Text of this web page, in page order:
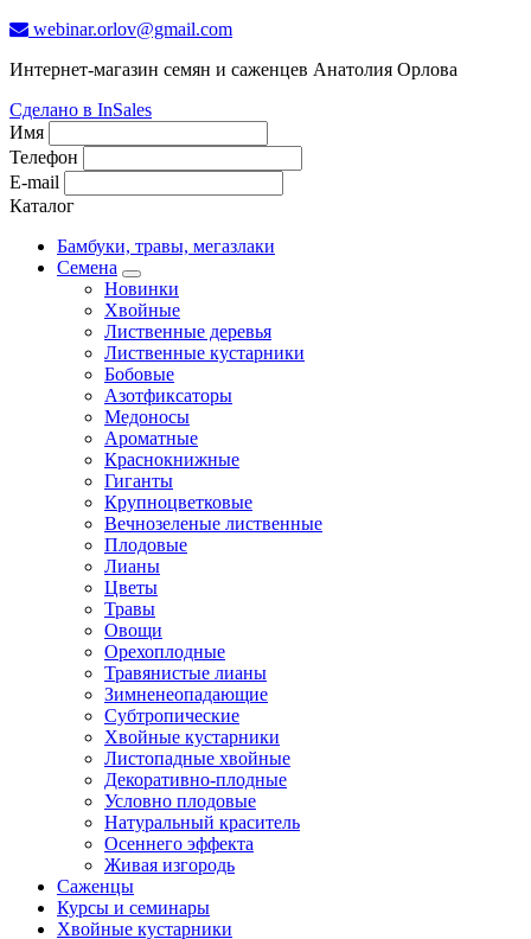
webinar.orlov@gmail.com
Интернет-магазин семян и саженцев Анатолия Орлова
Сделано в InSales
Имя
Телефон
E-mail
Каталог
Бамбуки, травы, мегазлаки
Семена
Новинки
Хвойные
Лиственные деревья
Лиственные кустарники
Бобовые
Азотфиксаторы
Медоносы
Ароматные
Краснокнижные
Гиганты
Крупноцветковые
Вечнозеленые лиственные
Плодовые
Лианы
Цветы
Травы
Овощи
Орехоплодные
Травянистые лианы
Зимненеопадающие
Субтропические
Хвойные кустарники
Листопадные хвойные
Декоративно-плодные
Условно плодовые
Натуральный краситель
Осеннего эффекта
Живая изгородь
Саженцы
Курсы и семинары
Хвойные кустарники